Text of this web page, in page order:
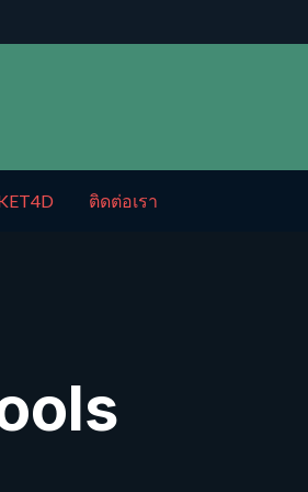
ติดต่อเรา